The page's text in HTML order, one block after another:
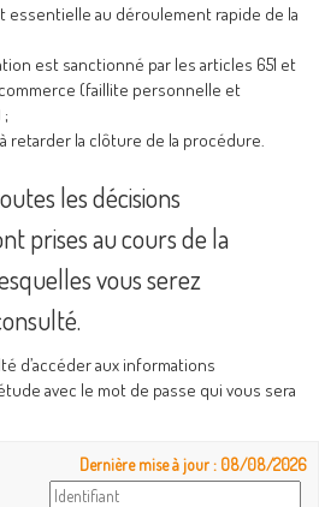
essentielle au déroulement rapide de la
est sanctionné par les articles 651 et
(faillite personnelle et
retarder la clôture de la procédure.
les décisions
prises au cours de la
vous serez
d’accéder aux informations
avec le mot de passe qui vous sera
Dernière mise à jour : 08/08/2026